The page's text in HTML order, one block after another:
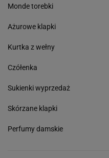
Monde torebki
Ażurowe klapki
Kurtka z wełny
Czółenka
Sukienki wyprzedaż
Skórzane klapki
Perfumy damskie